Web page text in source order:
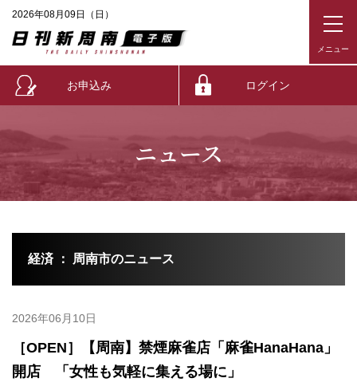
2026年08月09日（日）
お申込み ログイン
ニュース
経済 ： 周南市のニュース
2026年06月10日
［OPEN］【周南】禁煙麻雀店「麻雀HanaHana」
開店 「女性も気軽に集える場に」